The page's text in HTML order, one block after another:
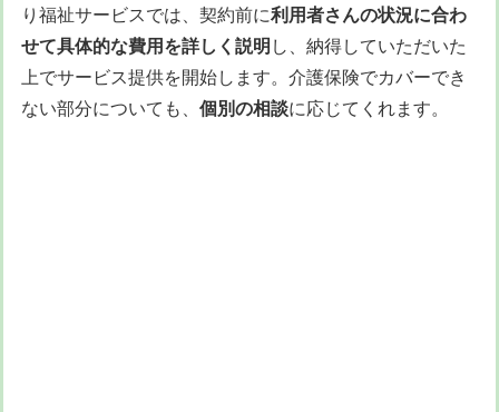
り福祉サービスでは、契約前に利用者さんの状況に合わ
せて具体的な費用を詳しく説明 し、納得していただいた
上でサービス提供を開始します。介護保険でカバーでき
ない部分についても、 個別の相談に応じてくれます。